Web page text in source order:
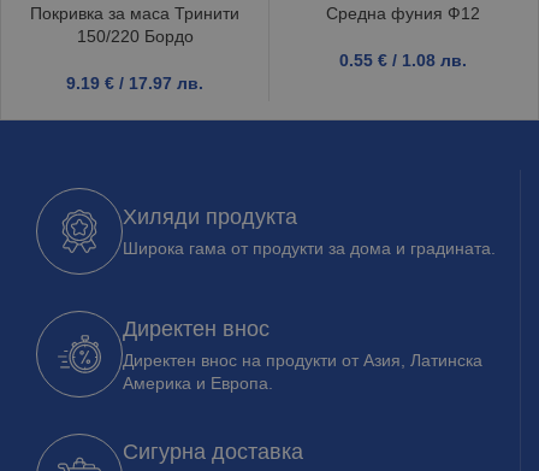
Покривка за маса Тринити
150/220 Бордо
9.19 € / 17.97 лв.
Средна фуния Ф12
0.55 € / 1.08 лв.
Хиляди продукта
Широка гама от продукти за дома и градината.
Директен внос
Директен внос на продукти от Азия, Латинска
Америка и Европа.
Сигурна доставка